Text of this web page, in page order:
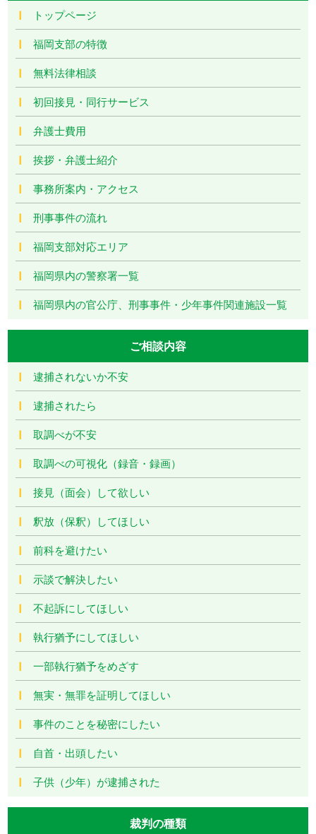
トップページ
福岡支部の特徴
無料法律相談
初回接見・同行サービス
弁護士費用
挨拶・弁護士紹介
事務所案内・アクセス
刑事事件の流れ
福岡支部対応エリア
福岡県内の警察署一覧
福岡県内の官公庁、刑事事件・少年事件関連施設一覧
ご相談内容
逮捕されないか不安
逮捕されたら
取調べが不安
取調べの可視化（録音・録画）
接見（面会）して欲しい
釈放（保釈）してほしい
前科を避けたい
示談で解決したい
不起訴にしてほしい
執行猶予にしてほしい
一部執行猶予をめざす
無実・無罪を証明してほしい
事件のことを秘密にしたい
自首・出頭したい
子供（少年）が逮捕された
裁判の種類